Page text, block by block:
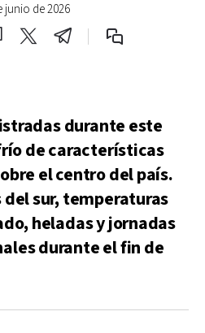
junio de 2026
durante este
de características
el centro del país.
sur, temperaturas
heladas y jornadas
durante el fin de